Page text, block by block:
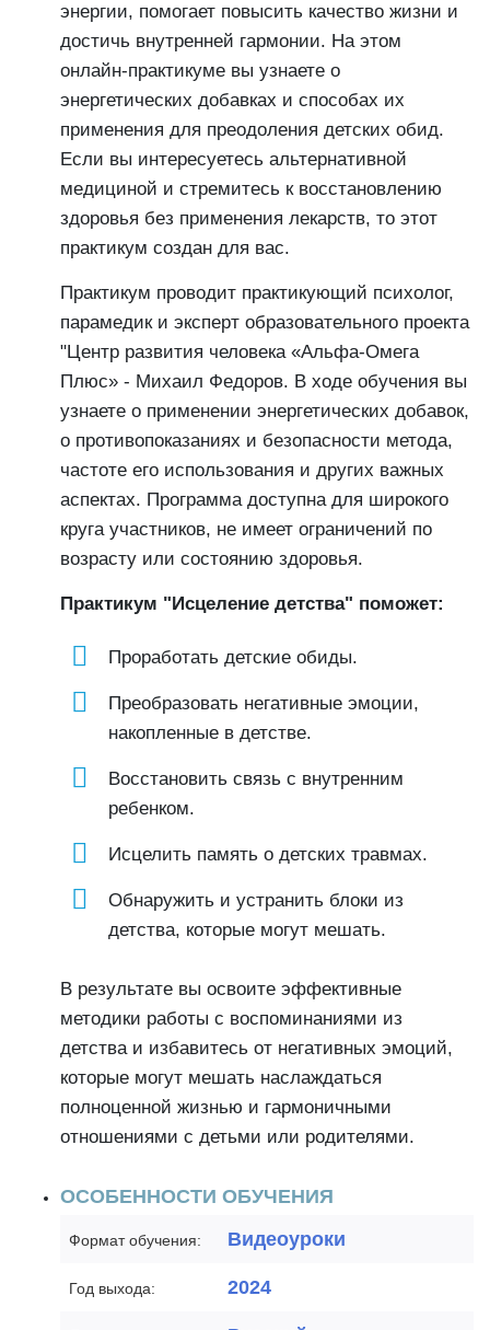
энергии, помогает повысить качество жизни и
достичь внутренней гармонии. На этом
онлайн-практикуме вы узнаете о
энергетических добавках и способах их
применения для преодоления детских обид.
Если вы интересуетесь альтернативной
медициной и стремитесь к восстановлению
здоровья без применения лекарств, то этот
практикум создан для вас.
Практикум проводит практикующий психолог,
парамедик и эксперт образовательного проекта
"Центр развития человека «Альфа-Омега
Плюс» - Михаил Федоров. В ходе обучения вы
узнаете о применении энергетических добавок,
о противопоказаниях и безопасности метода,
частоте его использования и других важных
аспектах. Программа доступна для широкого
круга участников, не имеет ограничений по
возрасту или состоянию здоровья.
Практикум "Исцеление детства" поможет:
Проработать детские обиды.
Преобразовать негативные эмоции,
накопленные в детстве.
Восстановить связь с внутренним
ребенком.
Исцелить память о детских травмах.
Обнаружить и устранить блоки из
детства, которые могут мешать.
В результате вы освоите эффективные
методики работы с воспоминаниями из
детства и избавитесь от негативных эмоций,
которые могут мешать наслаждаться
полноценной жизнью и гармоничными
отношениями с детьми или родителями.
ОСОБЕННОСТИ ОБУЧЕНИЯ
Формат обучения: Видеоуроки
Год выхода: 2024